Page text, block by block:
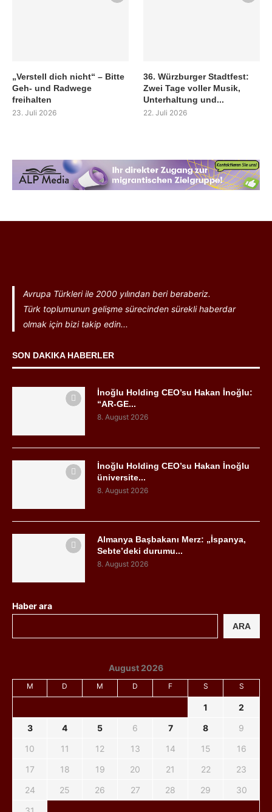
„Verstell dich nicht“ – Bitte
Geh- und Radwege
freihalten
23. Juli 2026
36. Würzburger Stadtfest:
Zwei Tage voller Musik,
Unterhaltung und...
22. Juli 2026
Avrupa Türkleri ile 2000 yılından beri beraberiz.
Türk toplumunun gelişme sürecinden sürekli haberdar
olmak için bizi takip edin...
SON DAKIKA HABERLER
İnoğlu Holding CEO’su Hakan İnoğlu:
“AR-GE...
8. August 2026
İnoğlu Holding CEO’su Hakan İnoğlu
üniversite...
8. August 2026
Almanya Başbakanı Merz: „İspanya,
Sebte’deki durumu...
8. August 2026
Haber ara
ARA
August 2026
M D M D F S S
1
2
3
4 5 6 7 8
9
10
11 12 13 14 15
16
17
18 19 20 21 22
23
24
25 26 27 28 29
30